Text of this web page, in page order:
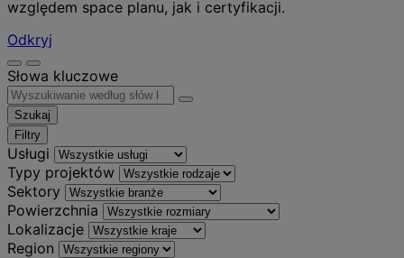
względem space planu, jak i certyfikacji.
Odkryj
Słowa kluczowe
Szukaj
Filtry
Usługi
Typy projektów
Sektory
Powierzchnia
Lokalizacje
Region